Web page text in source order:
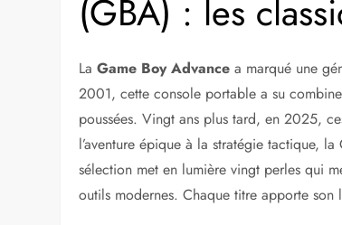
(GBA) : les
LaGame Boy Advance a marqué une
2001, cette console portable a su
poussées. Vingt ans plus tard, en 2025,
l’aventure épique à la stratégie tactique,
sélection met en lumière vingt perles qui
outils modernes. Chaque titre apporte